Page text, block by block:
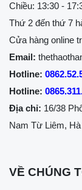
Chiều: 13:30 -
Thứ 2 đến thứ 7
Cửa hàng online
Email:
Hotline:
Hotline:
Địa chỉ: 16/38
Nam Từ Liêm,
VỀ CHÚNG